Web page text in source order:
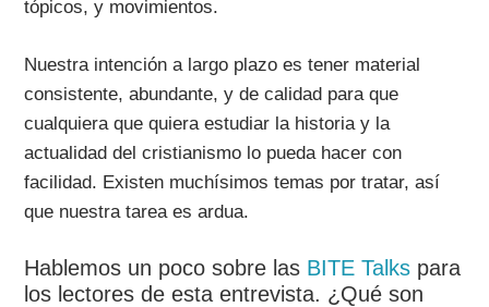
tópicos, y movimientos.
Nuestra intención a largo plazo es tener material
consistente, abundante, y de calidad para que
cualquiera que quiera estudiar la historia y la
actualidad del cristianismo lo pueda hacer con
facilidad. Existen muchísimos temas por tratar, así
que nuestra tarea es ardua.
Hablemos un poco sobre las BITE Talks para
los lectores de esta entrevista. ¿Qué son